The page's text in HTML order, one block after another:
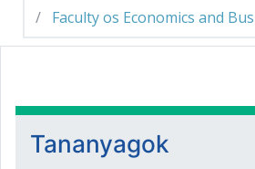
Faculty os Economics and
Tananyagok